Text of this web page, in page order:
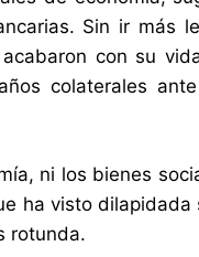
Sin ir más
con su
colaterales
ni los bienes
ha visto dilapidada
rotunda.